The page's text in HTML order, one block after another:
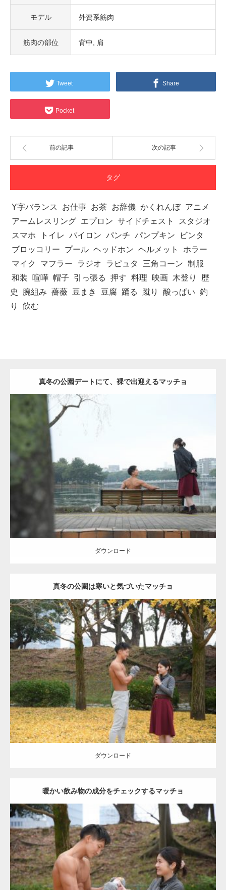
モデル 外資系筋肉
筋肉の部位 背中 肩
Tweet Share
Pocket
前の記事 次の記事
タグ
Y字バランス お仕事 お茶 お辞儀 かくれんぼ アニメ
アームレスリング エプロン サイドチェスト
スタジオ
スマホ
トイレ パイロン パンチ パンプキン
ビンタ
ブロッコリー
プール ヘッドホン ヘルメット
ホラー
マイク
マフラー ラジオ ラピュタ 三角コーン 制服
和装
喧嘩 帽子 引っ張る 押す 料理 映画 木登り
歴
史
腕組み 薔薇 豆まき 豆腐 踊る 蹴り 酸っぱい 釣
り
飲む
真冬の公園デートにて、裸で出迎えるマッチョ
公園のマッチョ AKIHITO(細マッチョ) 背中
ダウンロード
ダウンロード
真冬の公園は寒いと気づいたマッチョ
Update: 2021.07.8
Category:公園のマッチョ その他 AKIHITO(細マッチョ) 上腕三頭筋
肩
ダウンロード
ダウンロード
暖かい飲み物の成分をチェックするマッチョ
Update:2021.07.8
Category:公園のマッチョ その他 AKIHITO(細マッチョ) 上腕三頭筋
肩